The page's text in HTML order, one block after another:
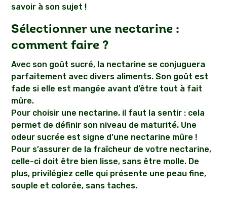
savoir à son sujet !
Sélectionner une nectarine :
comment faire ?
Avec son goût sucré, la nectarine se conjuguera
parfaitement avec divers aliments. Son goût est
fade si elle est mangée avant d’être tout à fait
mûre.
Pour choisir une nectarine, il faut la sentir : cela
permet de définir son niveau de maturité. Une
odeur sucrée est signe d’une nectarine mûre !
Pour s’assurer de la fraîcheur de votre nectarine,
celle-ci doit être bien lisse, sans être molle. De
plus, privilégiez celle qui présente une peau fine,
souple et colorée, sans taches.